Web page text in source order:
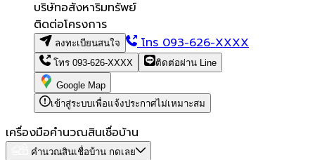
บริษัทอสังหาริมทรัพย์
ติดต่อโครงการ
ลงทะเบียนสนใจ โทร093-626-XXXX
โทร 093-626-XXXX ติดต่อผ่าน Line
Google Map
เข้าสู่ระบบเพื่อแจ้งประกาศไม่เหมาะสม
เครื่องมือคำนวณสินเชื่อบ้าน
คำนวณสินเชื่อบ้าน กดเลย